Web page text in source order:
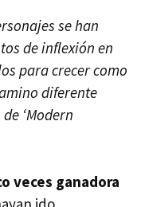
se han
de inflexión en
para crecer como
diferente
‘Modern
veces ganadora